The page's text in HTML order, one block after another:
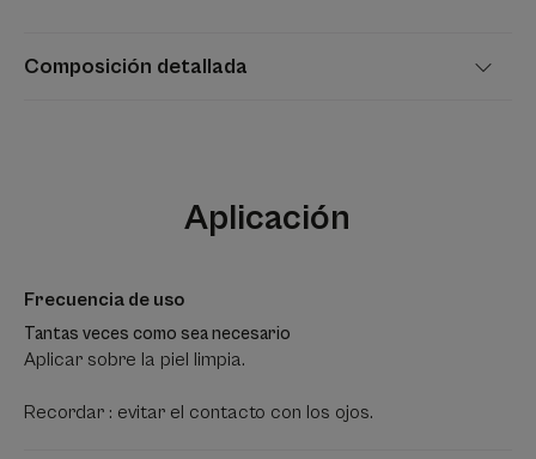
Composición detallada
Aplicación
Frecuencia de uso
Tantas veces como sea necesario
Aplicar sobre la piel limpia.
Recordar : evitar el contacto con los ojos.